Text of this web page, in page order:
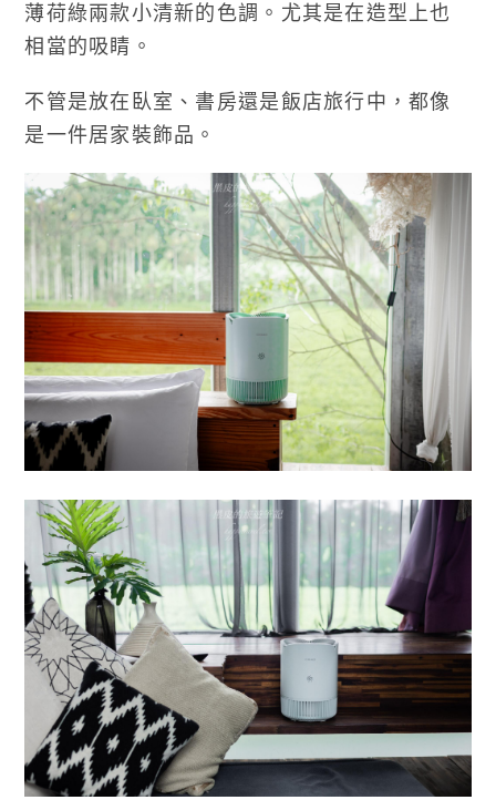
薄荷綠兩款小清新的色調。尤其是在造型上也
相當的吸睛。
不管是放在臥室、書房還是飯店旅行中，都像
是一件居家裝飾品。